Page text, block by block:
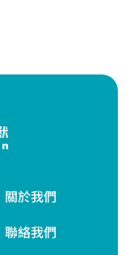
關於我們
聯絡我們